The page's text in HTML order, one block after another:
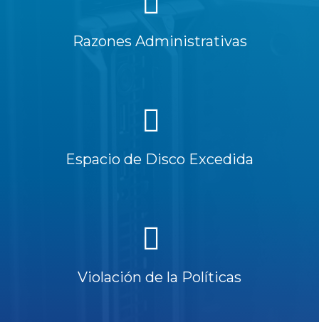
Razones Administrativas
Espacio de Disco Excedida
Violación de la Políticas